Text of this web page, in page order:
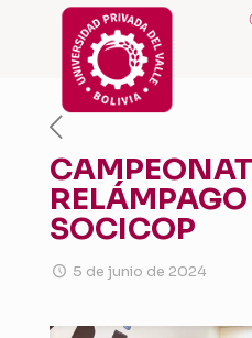
SOCICOP
5 de junio de 2024